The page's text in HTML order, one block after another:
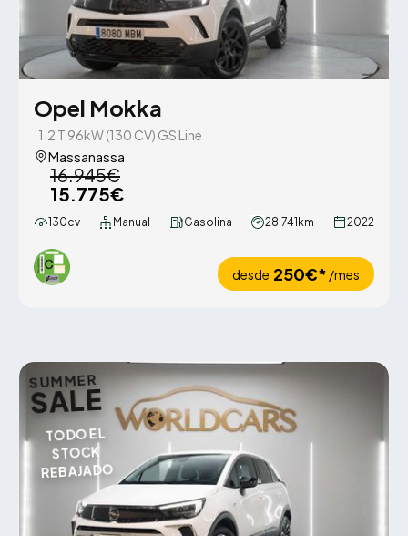
Opel Mokka
1.2 T 96kW (130 CV) GS Line
Massanassa
16.945€
15.775€
130cv Manual Gasolina 28.741km 2022
desde 250€* /mes
SUMMER
SALE
TODO EL
STOCK
REBAJADO